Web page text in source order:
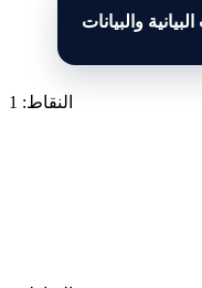
والبيانات
النقاط: 1